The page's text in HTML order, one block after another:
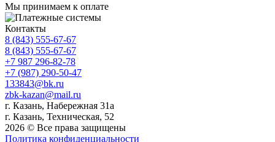
Мы принимаем к оплате
Контакты
8 (843) 555-67-67
8 (843) 555-67-67
+7 987 296-82-78
+7 (987) 290-50-47
133843@bk.ru
zbk-kazan@mail.ru
г. Казань, Набережная 31а
г. Казань, Техническая, 52
2026 © Все права защищены
Политика конфиденциальности